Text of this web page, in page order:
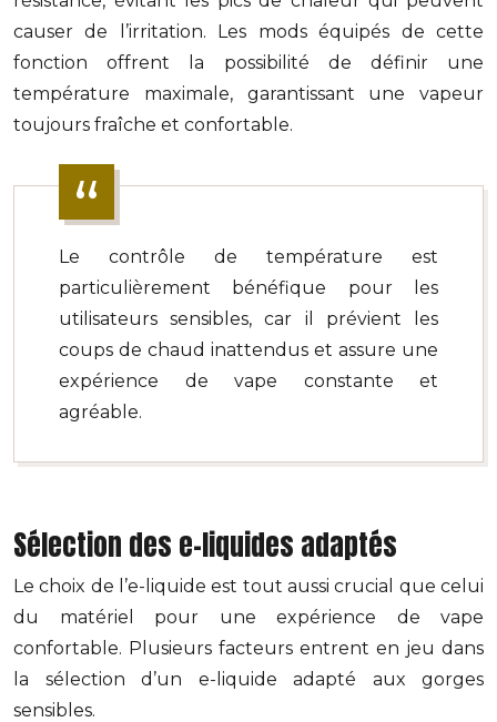
causer de l’irritation. Les mods équipés de cette
fonction offrent la possibilité de définir une
température maximale, garantissant une vapeur
toujours fraîche et confortable.
Le contrôle de température est
particulièrement bénéfique pour les
utilisateurs sensibles, car il prévient les
coups de chaud inattendus et assure une
expérience de vape constante et
agréable.
Sélection des e-liquides adaptés
Le choix de l’e-liquide est tout aussi crucial que celui
du matériel pour une expérience de vape
confortable. Plusieurs facteurs entrent en jeu dans
la sélection d’un e-liquide adapté aux gorges
sensibles.